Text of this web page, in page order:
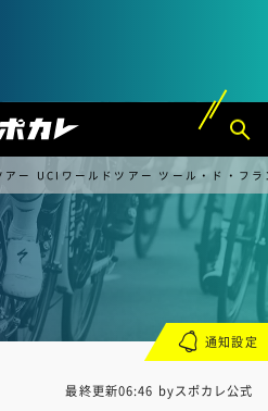
アー UCIワールドツアー ツール・ド・フ
最終更新06:46 byスポカレ公式
通知設定